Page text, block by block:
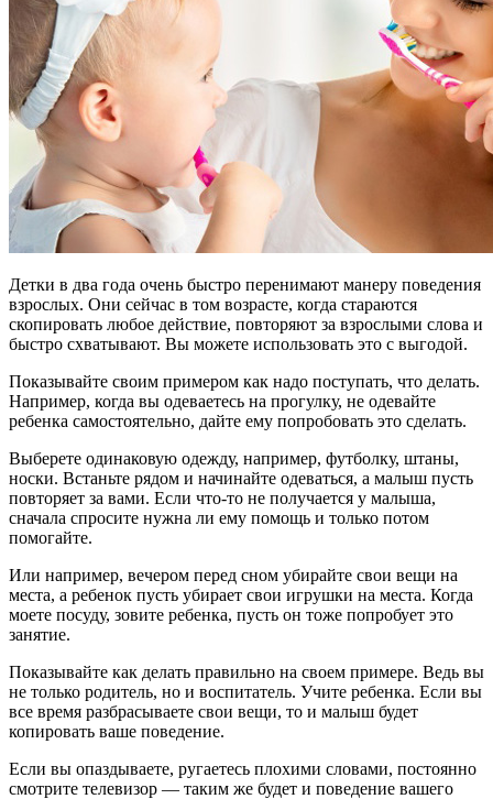
Детки в два года очень быстро перенимают манеру поведения
взрослых. Они сейчас в том возрасте, когда стараются
скопировать любое действие, повторяют за взрослыми слова и
быстро схватывают. Вы можете использовать это с выгодой.
Показывайте своим примером как надо поступать, что делать.
Например, когда вы одеваетесь на прогулку, не одевайте
ребенка самостоятельно, дайте ему попробовать это сделать.
Выберете одинаковую одежду, например, футболку, штаны,
носки. Встаньте рядом и начинайте одеваться, а малыш пусть
повторяет за вами. Если что-то не получается у малыша,
сначала спросите нужна ли ему помощь и только потом
помогайте.
Или например, вечером перед сном убирайте свои вещи на
места, а ребенок пусть убирает свои игрушки на места. Когда
моете посуду, зовите ребенка, пусть он тоже попробует это
занятие.
Показывайте как делать правильно на своем примере. Ведь вы
не только родитель, но и воспитатель. Учите ребенка. Если вы
все время разбрасываете свои вещи, то и малыш будет
копировать ваше поведение.
Если вы опаздываете, ругаетесь плохими словами, постоянно
смотрите телевизор — таким же будет и поведение вашего